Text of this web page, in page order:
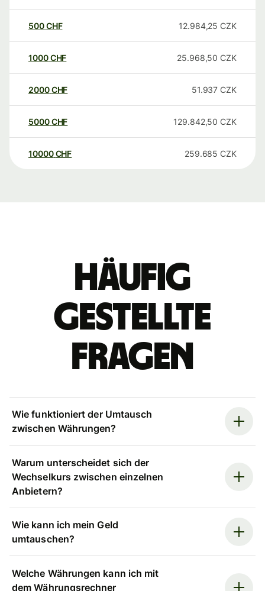
500CHF 12.984,25 CZK
1000CHF 25.968,50 CZK
2000CHF 51.937 CZK
5000CHF 129.842,50 CZK
10000 CHF 259.685 CZK
Häufig
gestellte
Fragen
Wie funktioniert der Umtausch
zwischen Währungen?
Warum unterscheidet sich der
Wechselkurs zwischen einzelnen
Anbietern?
Wie kann ich mein Geld
umtauschen?
Welche Währungen kann ich mit
dem Währungsrechner